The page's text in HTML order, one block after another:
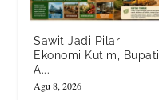
Sawit Jadi Pilar
Ekonomi Kutim, Bupati
A...
Agu 8, 2026